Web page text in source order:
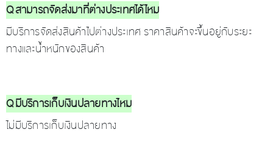
Q สามารถจัดส่งมาที่ต่างประเทศได้ไหม
มีบริการจัดส่งสินค้าไปต่างประเทศ ราคาสินค้าจะขึ้นอยู่กับระยะ
ทางและน้ำหนักของสินค้า
Q มีบริการเก็บเงินปลายทางไหม
ไม่มีบริการเก็บเงินปลายทาง